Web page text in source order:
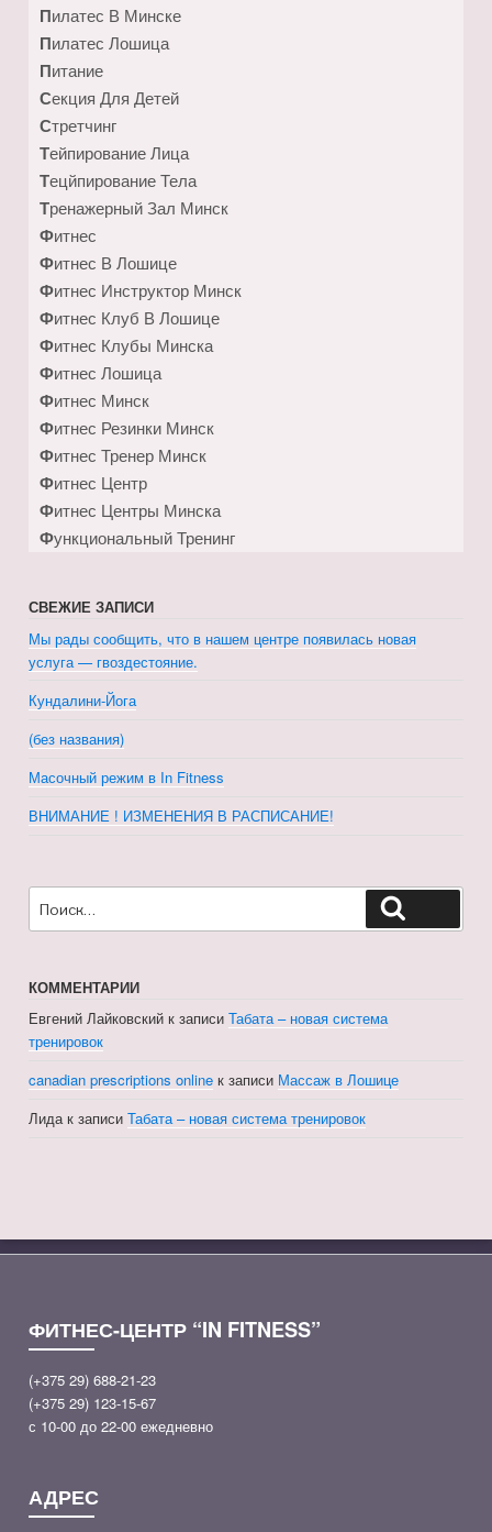
Пилатес В Минске
Пилатес Лошица
Питание
Секция Для Детей
Стретчинг
Тейпирование Лица
Тецйпирование Тела
Тренажерный Зал Минск
Фитнес
Фитнес В Лошице
Фитнес Инструктор Минск
Фитнес Клуб В Лошице
Фитнес Клубы Минска
Фитнес Лошица
Фитнес Минск
Фитнес Резинки Минск
Фитнес Тренер Минск
Фитнес Центр
Фитнес Центры Минска
Функциональный Тренинг
СВЕЖИЕ ЗАПИСИ
Мы рады сообщить, что в нашем центре появилась новая
услуга — гвоздестояние.
Кундалини-Йога
(без названия)
Масочный режим в In Fitness
ВНИМАНИЕ ! ИЗМЕНЕНИЯ В РАСПИСАНИЕ!
КОММЕНТАРИИ
Евгений Лайковский к записиТабата – новая система
тренировок
canadian prescriptions online к записи Массаж в Лошице
Лидак записиТабата – новая система тренировок
ФИТНЕС-ЦЕНТР “IN FITNESS”
(+375 29) 688-21-23
(+375 29) 123-15-67
с 10-00 до 22-00 ежедневно
АДРЕС